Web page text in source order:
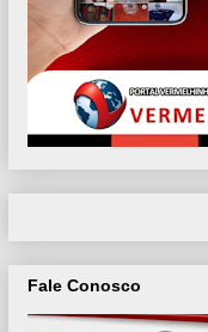
Fale Conosco